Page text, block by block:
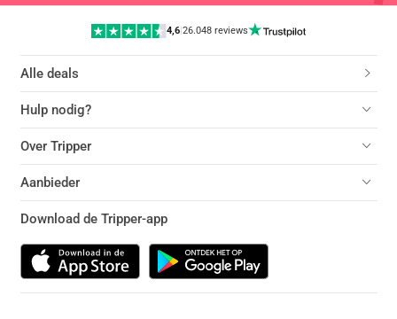
4,6 |26.048 reviews
Alle deals
Hulp nodig?
Over Tripper
Aanbieder
Download de Tripper-app